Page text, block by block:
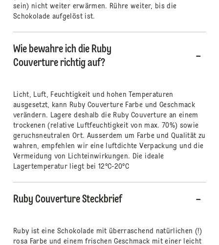
sein) nicht weiter erwärmen. Rühre weiter, bis die
Schokolade aufgelöst ist.
Wie bewahre ich die Ruby
Couverture richtig auf?
Licht, Luft, Feuchtigkeit und hohen Temperaturen
ausgesetzt, kann Ruby Couverture Farbe und Geschmack
verändern. Lagere deshalb die Ruby Couverture an einem
trockenen (relative Luftfeuchtigkeit von max. 70%) sowie
geruchsneutralen Ort. Ausserdem um Farbe und Qualität zu
wahren, empfehlen wir eine luftdichte Verpackung und die
Vermeidung von Lichteinwirkungen. Die ideale
Lagertemperatur liegt bei 12°C-20°C
Ruby Couverture Steckbrief
Ruby ist eine Schokolade mit überraschend natürlichen (!)
rosa Farbe und einem frischen Geschmack mit einer leicht